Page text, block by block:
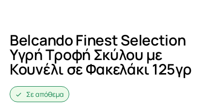
Belcando Finest Selection
Υγρή Τροφή Σκύλου με
Κουνέλι σε Φακελάκι 125γρ
Σε απόθεμα